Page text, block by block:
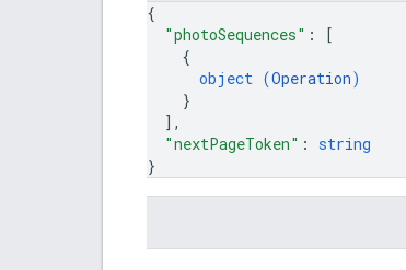
{
"photoSequences" :
[
{
object (Operation)
}
] ,
"nextPageToken" : string
}